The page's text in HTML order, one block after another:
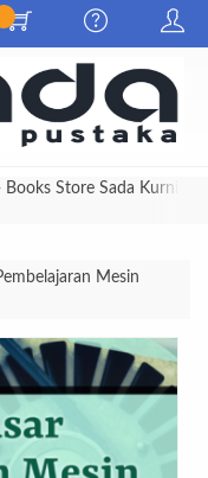
Store Sada Kurnia
Mesin